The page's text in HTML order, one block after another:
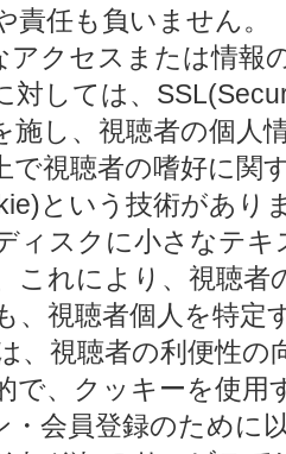
責任も負いません。
アクセスまたは情報
対しては、
施し、視聴者の個人
で視聴者の嗜好に関
という技術があり
ィスクに小さなテ
これにより、視聴
、視聴者個人を特定
、視聴者の利便性の
で、クッキーを使用
・会員登録のために